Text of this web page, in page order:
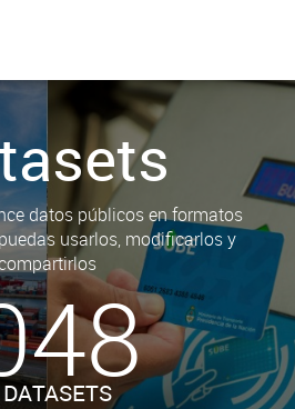
datos públicos en formatos
usarlos, modificarlos y
DATASETS